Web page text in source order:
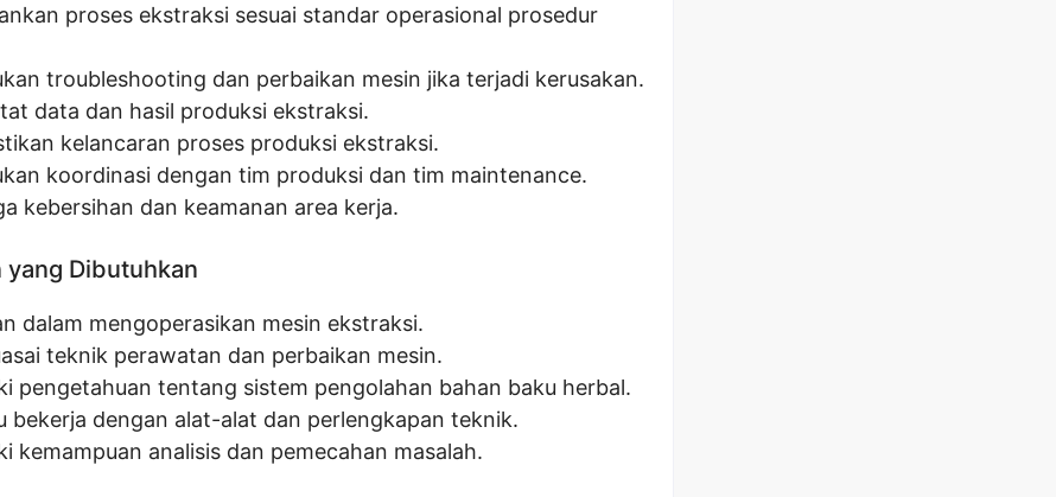
proses ekstraksi sesuai standar operasional prosedur
troubleshooting dan perbaikan mesin jika terjadi kerusakan.
data dan hasil produksi ekstraksi.
kelancaran proses produksi ekstraksi.
koordinasi dengan tim produksi dan tim maintenance.
kebersihan dan keamanan area kerja.
yang Dibutuhkan
dalam mengoperasikan mesin ekstraksi.
teknik perawatan dan perbaikan mesin.
pengetahuan tentang sistem pengolahan bahan baku herbal.
bekerja dengan alat-alat dan perlengkapan teknik.
kemampuan analisis dan pemecahan masalah.